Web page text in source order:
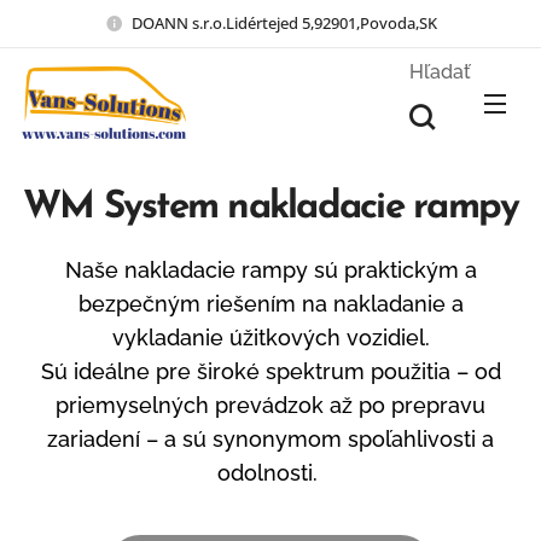
DOANN s.r.o.Lidértejed 5,92901,Povoda,SK
Hľadať
WM System nakladacie rampy
Naše nakladacie rampy sú praktickým a
bezpečným riešením na nakladanie a
vykladanie úžitkových vozidiel.
Sú ideálne pre široké spektrum použitia – od
priemyselných prevádzok až po prepravu
zariadení – a sú synonymom spoľahlivosti a
odolnosti.